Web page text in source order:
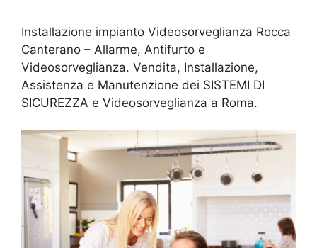
Installazione impianto Videosorveglianza Rocca
Canterano – Allarme, Antifurto e
Videosorveglianza. Vendita, Installazione,
Assistenza e Manutenzione dei SISTEMI DI
SICUREZZA e Videosorveglianza a Roma.